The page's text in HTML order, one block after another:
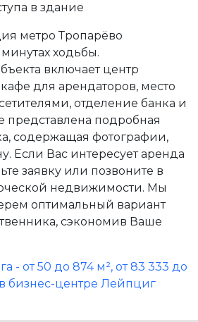
в здание
метро Тропарёво
ходьбы.
включает центр
для арендаторов, место
отделение банка и
представлена подробная
содержащая фотографии,
Если Вас интересует аренда
заявку или позвоните в
недвижимости. Мы
оптимальный вариант
сэкономив Ваше
- от 50 до 874 м², от 83 333 до
бизнес-центре Лейпциг